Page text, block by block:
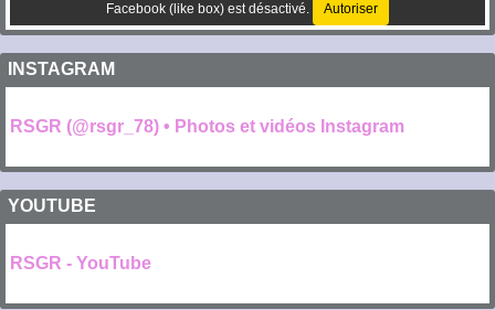
Facebook (like box) est désactivé. Autoriser
INSTAGRAM
RSGR (@rsgr_78) • Photos et vidéos Instagram
YOUTUBE
RSGR - YouTube